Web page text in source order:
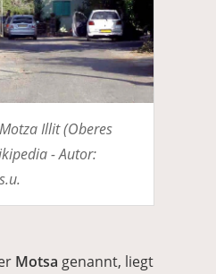
Illit (Oberes
- Autor:
Motsa genannt, liegt